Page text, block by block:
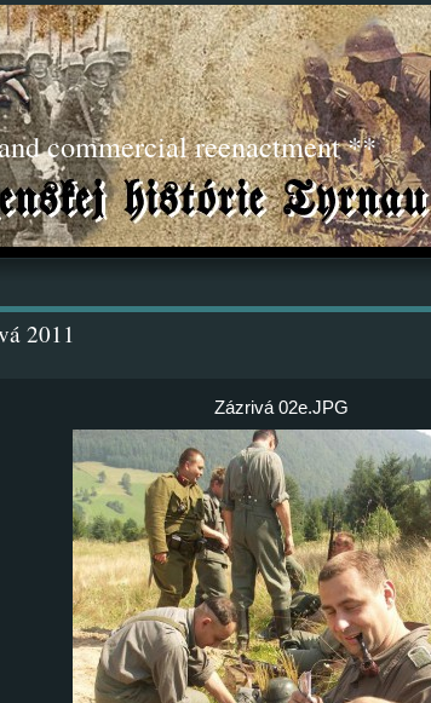
commercial reenactment **
2011
Zázrivá 02e.JPG